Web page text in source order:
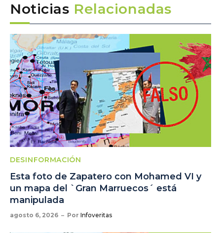
Noticias Relacionadas
DESINFORMACIÓN
Esta foto de Zapatero con Mohamed VI y
un mapa del `Gran Marruecos´ está
manipulada
agosto 6, 2026 Por Infoveritas